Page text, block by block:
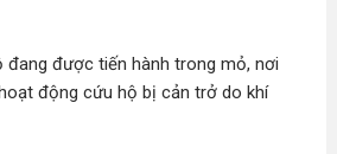
được tiến hành trong mỏ, nơi
động cứu hộ bị cản trở do khí